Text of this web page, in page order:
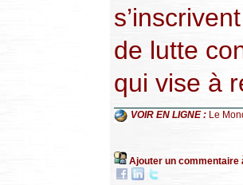
de lutte
qui vise à
VOIR EN LIGNE : Le
Ajouter un commentaire